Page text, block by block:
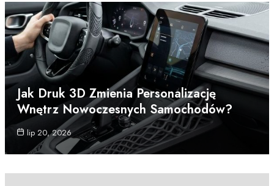
Jak Druk 3D Zmienia Personalizację
Wnętrz Nowoczesnych Samochodów?
lip 20, 2026